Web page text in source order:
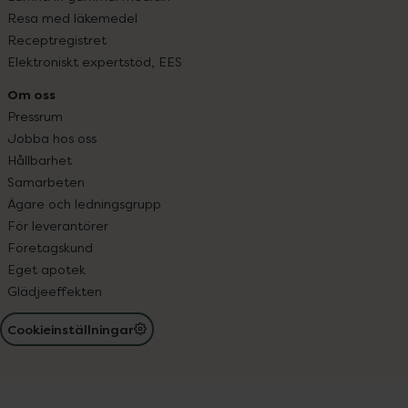
Resa med läkemedel
Receptregistret
Elektroniskt expertstöd, EES
Om oss
Pressrum
Jobba hos oss
Hållbarhet
Samarbeten
Ägare och ledningsgrupp
För leverantörer
Företagskund
Eget apotek
Glädjeeffekten
Cookieinställningar